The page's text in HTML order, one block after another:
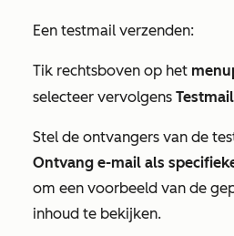
Een testmail verzenden:
Tik rechtsboven op het
selecteer vervolgens
Stel de ontvangers van de
Ontvang e-mail als
om een voorbeeld van de
inhoud te bekijken.